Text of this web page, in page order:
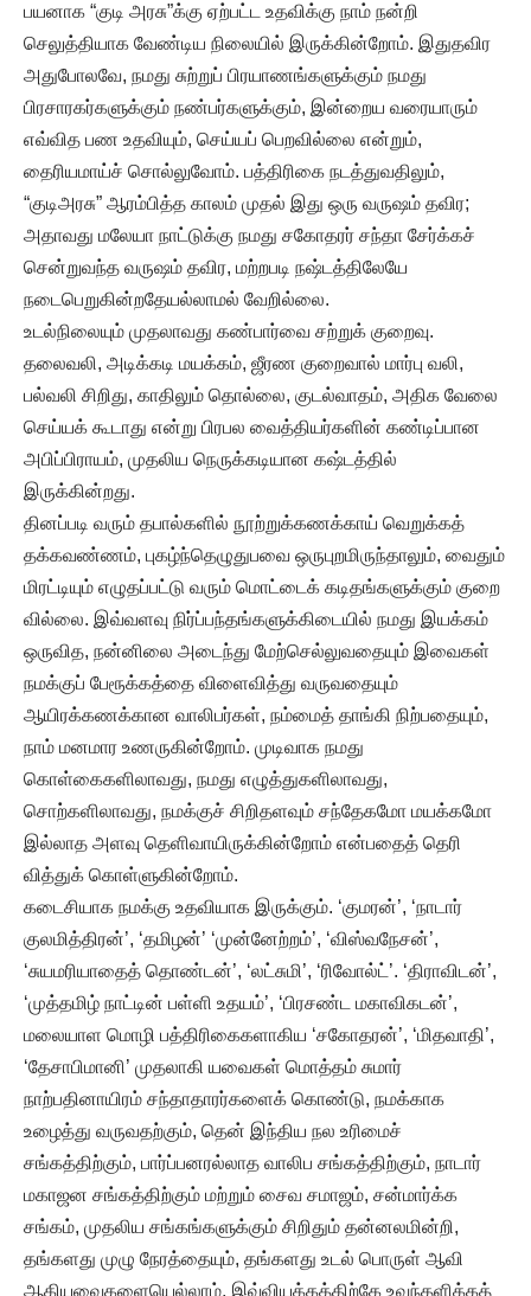
பயனாக “குடி அரசு”க்கு ஏற்பட்ட உதவிக்கு நாம் நன்றி
செலுத்தியாக வேண்டிய நிலையில் இருக்கின்றோம். இதுதவிர
அதுபோலவே, நமது சுற்றுப் பிரயாணங்களுக்கும் நமது
பிரசாரகர்களுக்கும் நண்பர்களுக்கும், இன்றைய வரையாரும்
எவ்வித பண உதவியும், செய்யப் பெறவில்லை என்றும்,
தைரியமாய்ச் சொல்லுவோம். பத்திரிகை நடத்துவதிலும்,
“குடிஅரசு” ஆரம்பித்த காலம் முதல் இது ஒரு வருஷம் தவிர;
அதாவது மலேயா நாட்டுக்கு நமது சகோதரர் சந்தா சேர்க்கச்
சென்றுவந்த வருஷம் தவிர, மற்றபடி நஷ்டத்திலேயே
நடைபெறுகின்றதேயல்லாமல் வேறில்லை.
உடல்நிலையும் முதலாவது கண்பார்வை சற்றுக் குறைவு.
தலைவலி, அடிக்கடி மயக்கம், ஜீரண குறைவால் மார்பு வலி,
பல்வலி சிறிது, காதிலும் தொல்லை, குடல்வாதம், அதிக வேலை
செய்யக் கூடாது என்று பிரபல வைத்தியர்களின் கண்டிப்பான
அபிப்பிராயம், முதலிய நெருக்கடியான கஷ்டத்தில்
இருக்கின்றது.
தினப்படி வரும் தபால்களில் நூற்றுக்கணக்காய் வெறுக்கத்
தக்கவண்ணம், புகழ்ந்தெழுதுபவை ஒருபுறமிருந்தாலும், வைதும்
மிரட்டியும் எழுதப்பட்டு வரும் மொட்டைக் கடிதங்களுக்கும் குறை
வில்லை. இவ்வளவு நிர்ப்பந்தங்களுக்கிடையில் நமது இயக்கம்
ஒருவித, நன்னிலை அடைந்து மேற்செல்லுவதையும் இவைகள்
நமக்குப் பேரூக்கத்தை விளைவித்து வருவதையும்
ஆயிரக்கணக்கான வாலிபர்கள், நம்மைத் தாங்கி நிற்பதையும்,
நாம் மனமார உணருகின்றோம். முடிவாக நமது
கொள்கைகளிலாவது, நமது எழுத்துகளிலாவது,
சொற்களிலாவது, நமக்குச் சிறிதளவும் சந்தேகமோ மயக்கமோ
இல்லாத அளவு தெளிவாயிருக்கின்றோம் என்பதைத் தெரி
வித்துக் கொள்ளுகின்றோம்.
கடைசியாக நமக்கு உதவியாக இருக்கும். ‘குமரன்’, ‘நாடார்
குலமித்திரன்’, ‘தமிழன்’ ‘முன்னேற்றம்’, ‘விஸ்வநேசன்’,
‘சுயமரியாதைத் தொண்டன்’, ‘லட்சுமி’, ‘ரிவோல்ட்’. ‘திராவிடன்’,
‘முத்தமிழ் நாட்டின் பள்ளி உதயம்’, ‘பிரசண்ட மகாவிகடன்’,
மலையாள மொழி பத்திரிகைகளாகிய ‘சகோதரன்’, ‘மிதவாதி’,
‘தேசாபிமானி’ முதலாகி யவைகள் மொத்தம் சுமார்
நாற்பதினாயிரம் சந்தாதாரர்களைக் கொண்டு, நமக்காக
உழைத்து வருவதற்கும், தென் இந்திய நல உரிமைச்
சங்கத்திற்கும், பார்ப்பனரல்லாத வாலிப சங்கத்திற்கும், நாடார்
மகாஜன சங்கத்திற்கும் மற்றும் சைவ சமாஜம், சன்மார்க்க
சங்கம், முதலிய சங்கங்களுக்கும் சிறிதும் தன்னலமின்றி,
தங்களது முழு நேரத்தையும், தங்களது உடல் பொருள் ஆவி
ஆகியவைகளையெல்லாம், இவ்வியக்கத்திற்கே உவந்தளிக்கத்